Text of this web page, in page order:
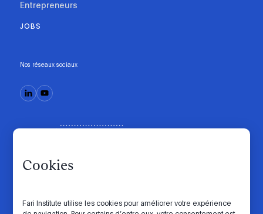
Cookies
Fari Institute utilise les cookies pour améliorer votre expérience
Entrepreneurs
JOBS
Nos réseaux sociaux